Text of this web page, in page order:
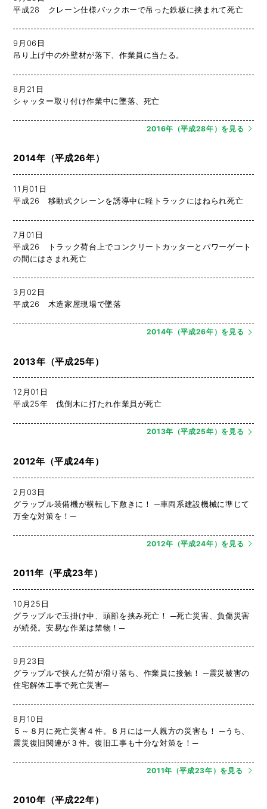
平成28 クレーン仕様バックホーで吊った鉄板に挟まれて死亡
9月06日
吊り上げ中の外壁材が落下、作業員に当たる。
8月21日
シャッター取り付け作業中に墜落、死亡
2016年（平成28年）を見る
2014年（平成26年）
11月01日
平成26 移動式クレーンを誘導中に軽トラックにはねられ死亡
7月01日
平成26 トラック荷台上でコンクリートカッターとパワーゲート
の間にはさまれ死亡
3月02日
平成26 木造家屋現場で墜落
2014年（平成26年）を見る
2013年（平成25年）
12月01日
平成25年 伐倒木に打たれ作業員が死亡
2013年（平成25年）を見る
2012年（平成24年）
2月03日
グラップル装備機が横転し下敷きに！ ─車両系建設機械に準じて
万全な対策を！─
2012年（平成24年）を見る
2011年（平成23年）
10月25日
グラップルで玉掛け中、頭部を挟み死亡！ ─死亡災害、負傷災害
が続発。安易な作業は禁物！─
9月23日
グラップルで挟んだ荷が滑り落ち、作業員に接触！ ─震災被害の
住宅解体工事で死亡災害─
8月10日
５～８月に死亡災害４件。８月には一人親方の災害も！ ─うち、
震災復旧関連が３件。復旧工事も十分な対策を！─
2011年（平成23年）を見る
2010年（平成22年）